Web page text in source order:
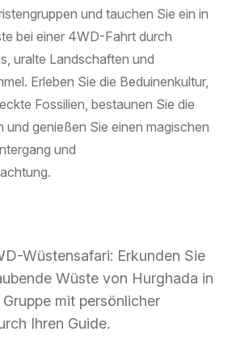
und tauchen Sie ein in
bei einer 4WD-Fahrt durch
uralte Landschaften und
Erleben Sie die Beduinenkultur,
Fossilien, bestaunen Sie die
genießen Sie einen magischen
und
Wüstensafari: Erkunden Sie
Wüste von Hurghada in
mit persönlicher
Ihren Guide.